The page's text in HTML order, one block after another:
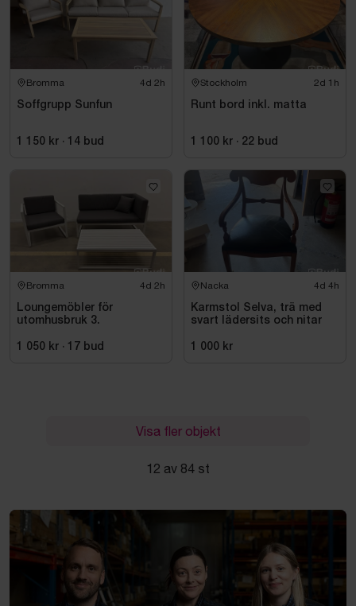
Bromma 4d 2h
Soffgrupp Sunfun
1 150 kr · 14 bud
Stockholm 2d 1h
Runt bord inkl. matta
1 100 kr · 22 bud
Bromma 4d 2h
Loungemöbler för
utomhusbruk 3.
1 050 kr · 17 bud
Nacka 4d 4h
Karmstol Selva, trä med
svart lädersits och nitar
1 000 kr
Visa fler objekt
12 av 84 st